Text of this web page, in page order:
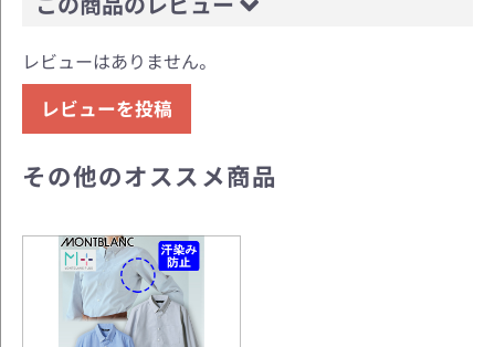
レビューはありません。
レビューを投稿
その他のオススメ商品